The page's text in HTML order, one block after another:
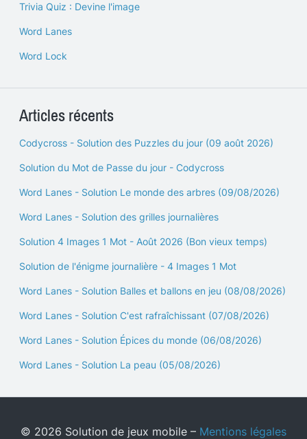
Trivia Quiz : Devine l'image
Word Lanes
Word Lock
Articles récents
Codycross - Solution des Puzzles du jour (09 août 2026)
Solution du Mot de Passe du jour - Codycross
Word Lanes - Solution Le monde des arbres (09/08/2026)
Word Lanes - Solution des grilles journalières
Solution 4 Images 1 Mot - Août 2026 (Bon vieux temps)
Solution de l'énigme journalière - 4 Images 1 Mot
Word Lanes - Solution Balles et ballons en jeu (08/08/2026)
Word Lanes - Solution C'est rafraîchissant (07/08/2026)
Word Lanes - Solution Épices du monde (06/08/2026)
Word Lanes - Solution La peau (05/08/2026)
© 2026 Solution de jeux mobile – Mentions légales